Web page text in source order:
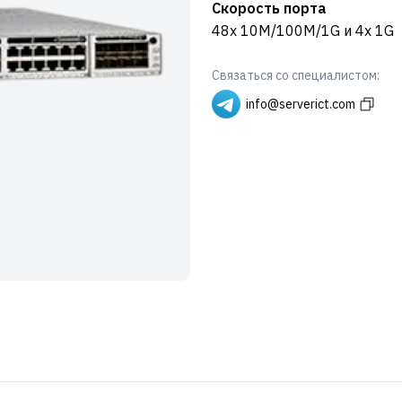
Скорость порта
48x 10M/100M/1G и 4x 1G
Связаться со специалистом:
info@serverict.com